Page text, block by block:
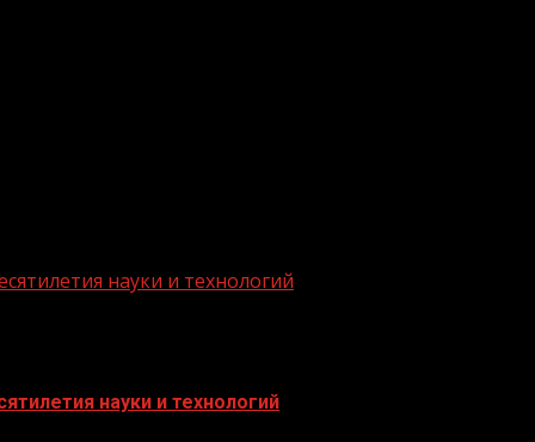
науки и технологий
науки и технологий